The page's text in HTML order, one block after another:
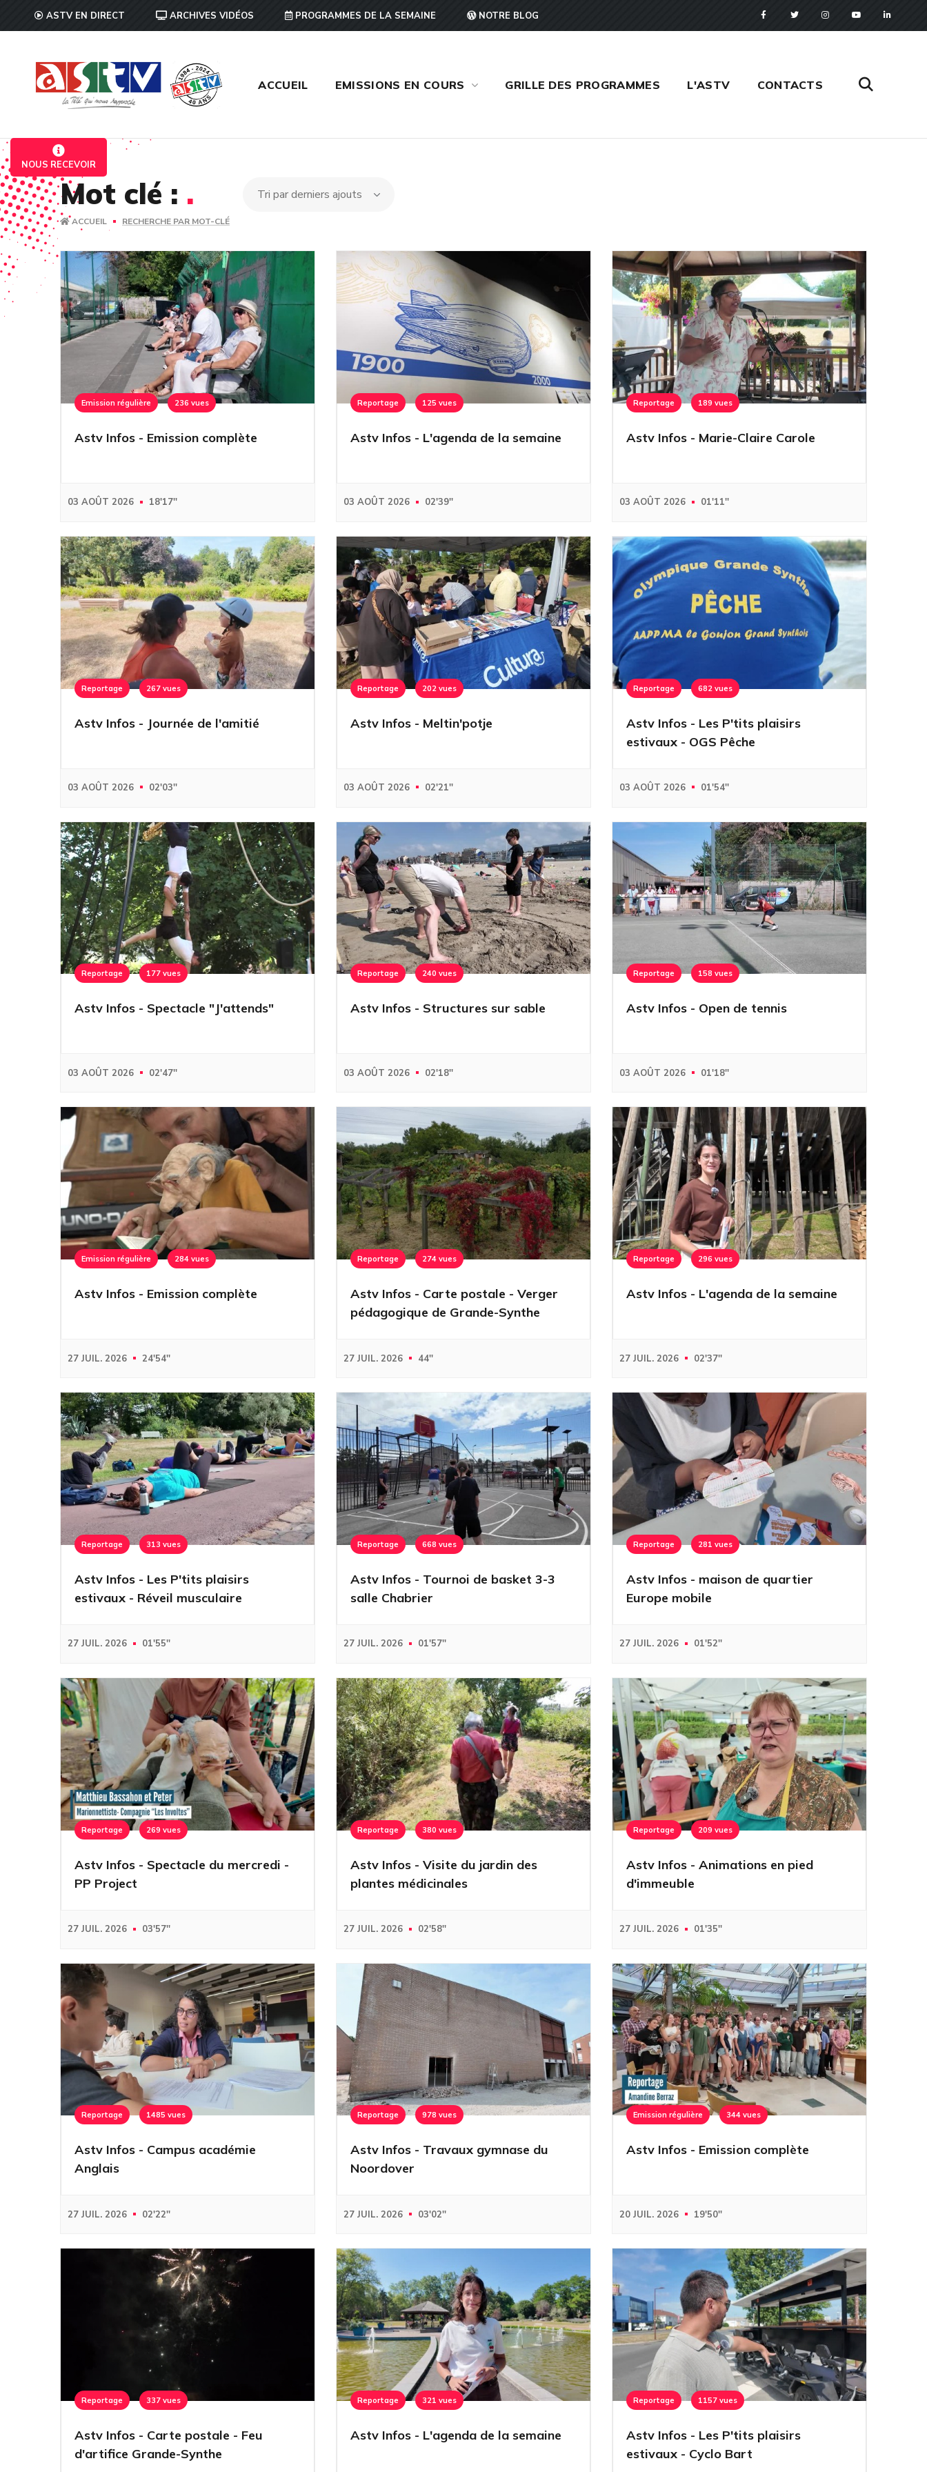
ASTV EN DIRECT ARCHIVES VIDÉOS PROGRAMMES DE LA SEMAINE NOTRE BLOG
ACCUEIL EMISSIONS EN COURS GRILLE DES PROGRAMMES L'ASTV CONTACTS
NOUS RECEVOIR
Mot clé : .
ACCUEIL RECHERCHE PAR MOT-CLÉ
Emission régulière 236 vues
Astv Infos - Emission complète
03 AOÛT 2026 18'17''
Reportage 125 vues
Astv Infos - L'agenda de la semaine
03 AOÛT 2026 02'39''
Reportage 189 vues
Astv Infos - Marie-Claire Carole
03 AOÛT 2026 01'11''
Reportage 267 vues
Astv Infos - Journée de l'amitié
03 AOÛT 2026 02'03''
Reportage 202 vues
Astv Infos - Meltin'potje
03 AOÛT 2026 02'21''
Reportage 682 vues
Astv Infos - Les P'tits plaisirs
estivaux - OGS Pêche
03 AOÛT 2026 01'54''
Reportage 177 vues
Astv Infos - Spectacle "J'attends"
03 AOÛT 2026 02'47''
Reportage 240 vues
Astv Infos - Structures sur sable
03 AOÛT 2026 02'18''
Reportage 158 vues
Astv Infos - Open de tennis
03 AOÛT 2026 01'18''
Emission régulière 284 vues
Astv Infos - Emission complète
27 JUIL. 2026 24'54''
Reportage 274 vues
Astv Infos - Carte postale - Verger
pédagogique de Grande-Synthe
27 JUIL. 2026 44''
Reportage 296 vues
Astv Infos - L'agenda de la semaine
27 JUIL. 2026 02'37''
Reportage 313 vues
Astv Infos - Les P'tits plaisirs
estivaux - Réveil musculaire
27 JUIL. 2026 01'55''
Reportage 668 vues
Astv Infos - Tournoi de basket 3-3
salle Chabrier
27 JUIL. 2026 01'57''
Reportage 281 vues
Astv Infos - maison de quartier
Europe mobile
27 JUIL. 2026 01'52''
Reportage 269 vues
Astv Infos - Spectacle du mercredi -
PP Project
27 JUIL. 2026 03'57''
Reportage 380 vues
Astv Infos - Visite du jardin des
plantes médicinales
27 JUIL. 2026 02'58''
Reportage 209 vues
Astv Infos - Animations en pied
d'immeuble
27 JUIL. 2026 01'35''
Reportage 1485 vues
Astv Infos - Campus académie
Anglais
27 JUIL. 2026 02'22''
Reportage 978 vues
Astv Infos - Travaux gymnase du
Noordover
27 JUIL. 2026 03'02''
Emission régulière 344 vues
Astv Infos - Emission complète
20 JUIL. 2026 19'50''
Reportage 337 vues
Astv Infos - Carte postale - Feu
d'artifice Grande-Synthe
Reportage 321 vues
Astv Infos - L'agenda de la semaine
Reportage 1157 vues
Astv Infos - Les P'tits plaisirs
estivaux - Cyclo Bart